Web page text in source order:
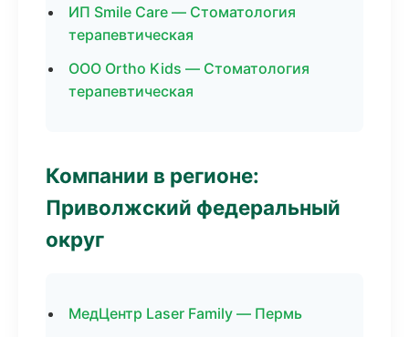
ИП Smile Care — Стоматология
терапевтическая
ООО Ortho Kids — Стоматология
терапевтическая
Компании в регионе:
Приволжский федеральный
округ
МедЦентр Laser Family — Пермь